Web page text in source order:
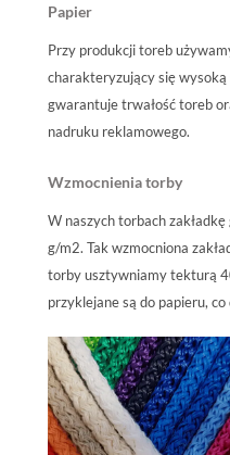
Papier
Przy produkcji toreb
charakteryzujący się
gwarantuje trwałość toreb
nadruku reklamowego.
Wzmocnienia torby
W naszych torbach
g/m2. Tak wzmocniona
torby usztywniamy tekturą
przyklejane są do papieru,